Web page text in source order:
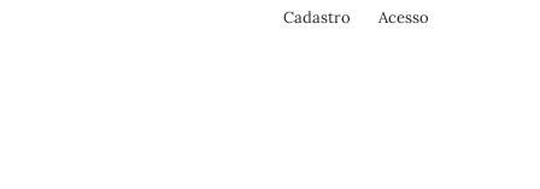
Cadastro Acesso